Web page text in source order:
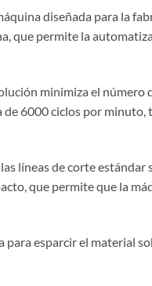
diseñada para la
que permite la
minimiza el número
6000 ciclos por minuto,
líneas de corte estándar
que permite que la
esparcir el material